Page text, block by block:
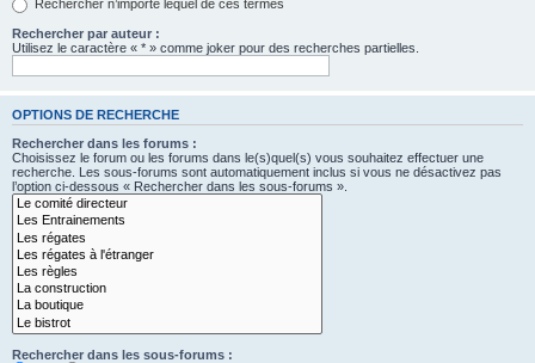
Rechercher n’importe lequel de ces termes
Rechercher par auteur :
Utilisez le caractère « * » comme joker pour des recherches partielles.
OPTIONS DE RECHERCHE
Rechercher dans les forums :
Choisissez le forum ou les forums dans le(s)quel(s) vous souhaitez effectuer une
recherche. Les sous-forums sont automatiquement inclus si vous ne désactivez pas
l’option ci-dessous « Rechercher dans les sous-forums ».
Rechercher dans les sous-forums :